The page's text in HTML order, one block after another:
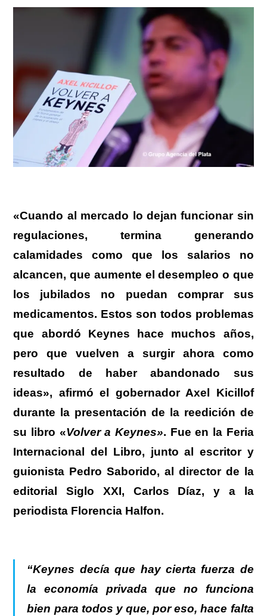
«Cuando al mercado lo dejan funcionar sin
regulaciones, termina generando
calamidades como que los salarios no
alcancen, que aumente el desempleo o que
los jubilados no puedan comprar sus
medicamentos. Estos son todos problemas
que abordó Keynes hace muchos años,
pero que vuelven a surgir ahora como
resultado de haber abandonado sus
ideas», afirmó el gobernadorAxel Kicillof
durante la presentación de la reedición de
su libro «Volver a Keynes». Fue en la Feria
Internacional del Libro, junto al escritor y
guionista Pedro Saborido, al director de la
editorial Siglo XXI, Carlos Díaz, y a la
periodista Florencia Halfon.
“Keynes decía que hay cierta fuerza de
la economía privada que no funciona
bien para todos y que, por eso, hace falta